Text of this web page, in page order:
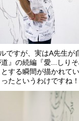
ですが、実はA先生
』の続編『愛...しり
する瞬間が描かれて
たというわけですね！